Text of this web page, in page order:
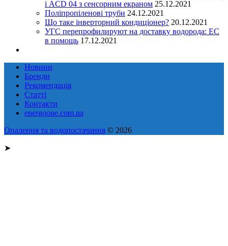
і ACD 04 з сенсорним екраном 25.12.2021
Поліпропіленові труби 24.12.2021
Що таке інверторний кондиціонер? 20.12.2021
УГС перепрофилируют на доставку водорода: EC
в помощь 17.12.2021
Новини
Бренди
Рекомендація
Статті
Контакти
energoone.com.ua
Опалення та водопостачання © 2026
➤